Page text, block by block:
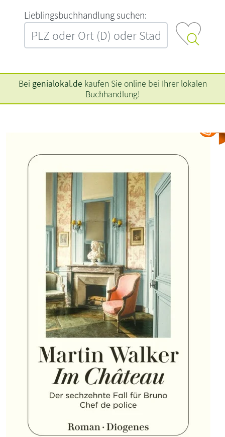
L‍i‍e‍b‍l‍i‍n‍g‍s‍b‍u‍c‍h‍h‍a‍n‍d‍l‍u‍n‍g‍ ‍s‍u‍c‍h‍e‍n‍:‍
Bei genialokal.de kaufen Sie online bei Ihrer lokalen
Buchhandlung!